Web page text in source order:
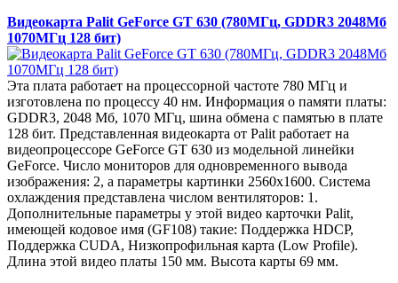
Видеокарта Palit GeForce GT 630 (780МГц, GDDR3 2048Мб
1070МГц 128 бит)
Эта плата работает на процессорной частоте 780 МГц и
изготовлена по процессу 40 нм. Информация о памяти платы:
GDDR3, 2048 Мб, 1070 МГц, шина обмена с памятью в плате
128 бит. Представленная видеокарта от Palit работает на
видеопроцессоре GeForce GT 630 из модельной линейки
GeForce. Число мониторов для одновременного вывода
изображения: 2, а параметры картинки 2560x1600. Система
охлаждения представлена числом вентиляторов: 1.
Дополнительные параметры у этой видео карточки Palit,
имеющей кодовое имя (GF108) такие: Поддержка HDCP,
Поддержка CUDA, Низкопрофильная карта (Low Profile).
Длина этой видео платы 150 мм. Высота карты 69 мм.